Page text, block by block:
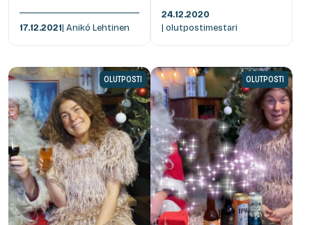
17.12.2021| Anikó Lehtinen
24.12.2020
| olutpostimestari
OLUTPOSTI OLUTPOSTI